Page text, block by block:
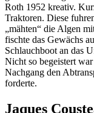
Roth 1952 kreativ.
Traktoren. Diese
„mähten“ die Algen
fischte das Gewächs
Schlauchboot an das
Nicht so begeistert
Nachgang den
forderte.
Jaques